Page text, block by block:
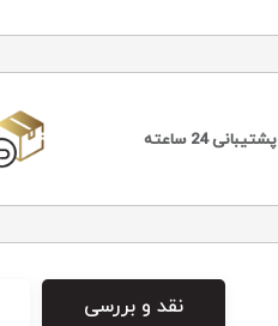
پشتیبانی 24 ساعته
نقد و بررسی